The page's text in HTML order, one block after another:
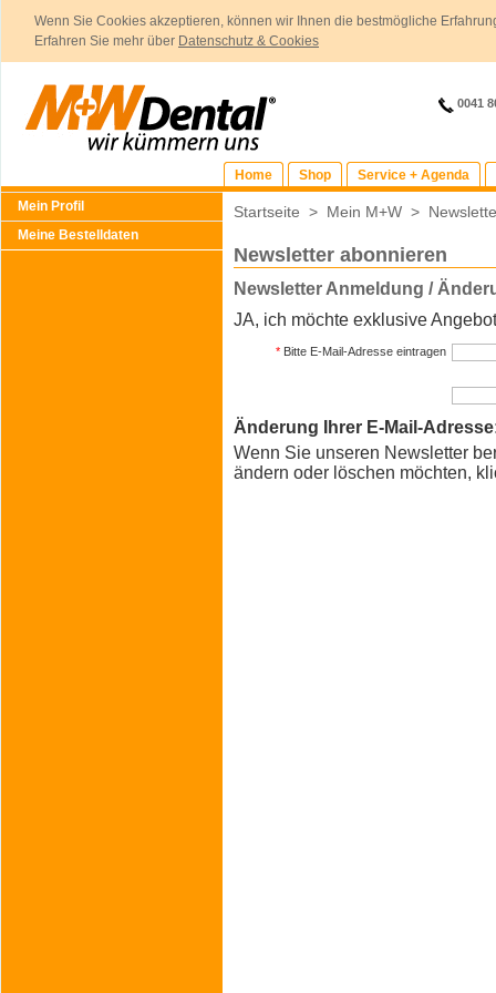
Wenn Sie Cookies akzeptieren, können wir Ihnen die bestmögliche
Erfahren Sie mehr über Datenschutz & Cookies
0041
Home Shop
Service + Agenda
Mein Profil
Meine Bestelldaten
Startseite > Mein M+W >
Newsletter abonnieren
Newsletter Anmeldung /
JA, ich möchte exklusive
* Bitte E-Mail-Adresse eintragen
Änderung Ihrer E-Mail-
Wenn Sie unseren Newsletter
ändern oder löschen möchten,